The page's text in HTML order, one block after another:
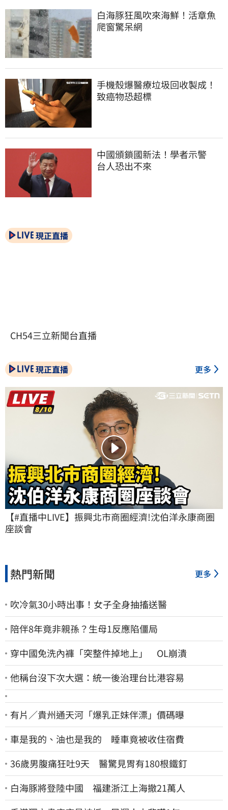
白海豚狂風吹來海鮮！活章魚
爬窗驚呆網
手機殼爆醫療垃圾回收製成！
致癌物恐超標
中國頒鎖國新法！學者示警
台人恐出不來
現正直播
CH54三立新聞台直播
現正直播 更多
【#直播中LIVE】振興北市商圈經濟!沈伯洋永康商圈
座談會
熱門新聞 更多
吹冷氣30小時出事！女子全身抽搐送醫
陪伴8年竟非親孫？生母1反應陷僵局
穿中國免洗內褲「突整件掉地上」 OL崩潰
他稱台沒下次大選：統一後治理台比港容易
有片／貴州通天河「爆乳正妹伴漂」價碼曝
車是我的、油也是我的 睡車竟被收住宿費
36歲男腹痛狂吐9天 醫驚見胃有180根鐵釘
白海豚將登陸中國 福建浙江上海撤21萬人